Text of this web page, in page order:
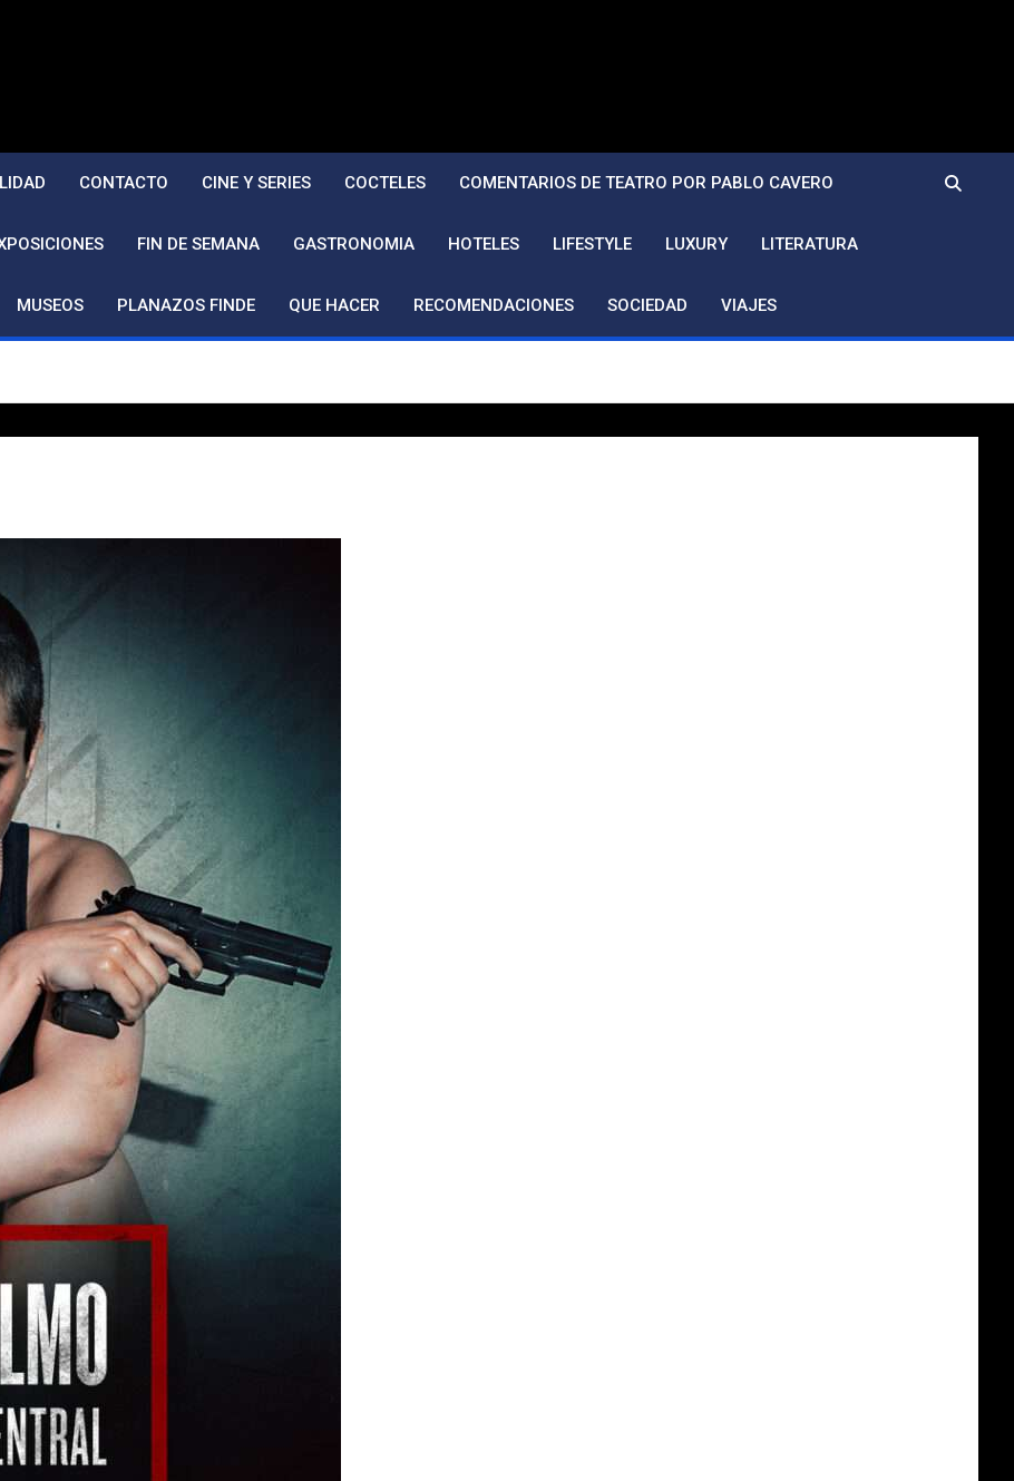
CONTACTO CINE Y SERIES COCTELES COMENTARIOS DE TEATRO POR PABLO CAVERO
FIN DE SEMANA GASTRONOMIA HOTELES LIFESTYLE LUXURY LITERATURA
MUSEOS PLANAZOS FINDE QUE HACER RECOMENDACIONES SOCIEDAD VIAJES